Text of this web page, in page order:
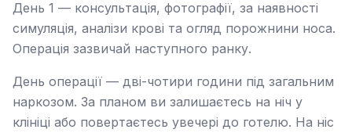
День 1 — консультація, фотографії, за наявності
симуляція, аналізи крові та огляд порожнини носа.
Операція зазвичай наступного ранку.
День операції — дві-чотири години під загальним
наркозом. За планом ви залишаєтесь на ніч у
клініці або повертаєтесь увечері до готелю. На ніс